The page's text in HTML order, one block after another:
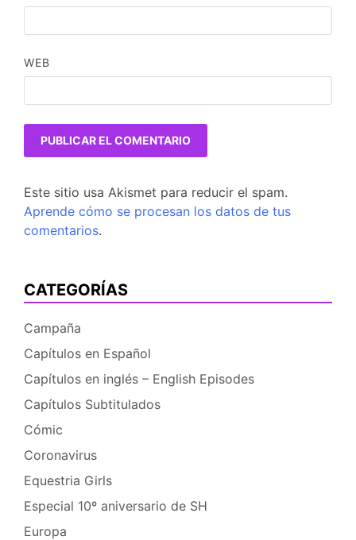
WEB
Este sitio usa Akismet para reducir el spam.
Aprende cómo se procesan los datos de tus
comentarios.
CATEGORÍAS
Campaña
Capítulos en Español
Capítulos en inglés – English Episodes
Capítulos Subtitulados
Cómic
Coronavirus
Equestria Girls
Especial 10º aniversario de SH
Europa